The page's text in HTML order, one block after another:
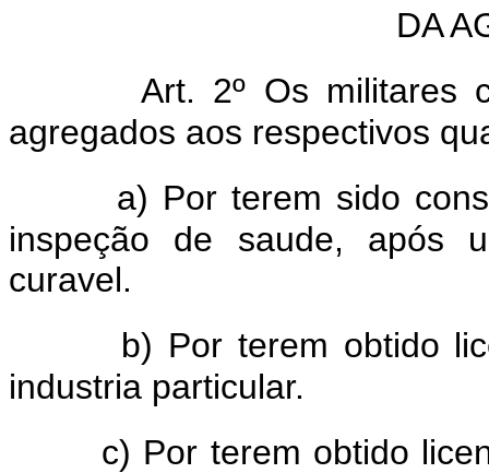
DA
Art. 2º Os militares
agregados aos respectivos
a) Por terem sido
inspeção de saude, após
curavel.
b) Por terem obtido
industria particular.
c) Por terem obtido